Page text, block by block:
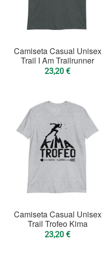
Camiseta Casual Unisex
Trail I Am Trailrunner
23,20 €
Camiseta Casual Unisex
Trail Trofeo Kima
23,20 €